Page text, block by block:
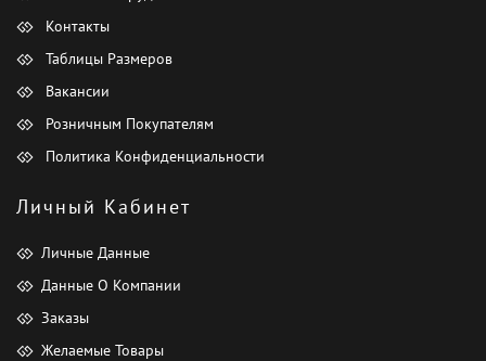
Контакты
Таблицы Размеров
Вакансии
Розничным Покупателям
Политика Конфиденциальности
Личный Кабинет
Личные Данные
Данные О Компании
Заказы
Желаемые Товары